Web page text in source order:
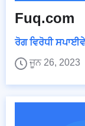
Fuq.com
ਰੋਗ ਵਿਰੋਧੀ
ਜੂਨ 26, 2023